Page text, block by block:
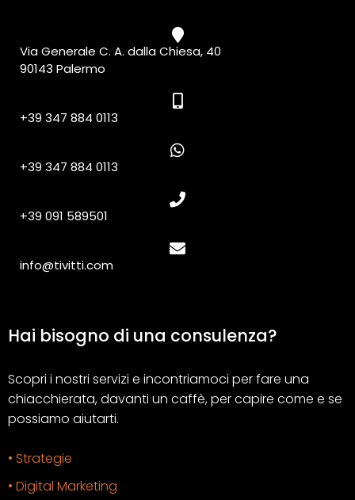
Via Generale C. A. dalla Chiesa, 40
90143 Palermo
+39 347 884 0113
+39 347 884 0113
+39 091 589501
info@tivitti.com
Hai bisogno di una consulenza?
Scopri i nostri servizi e incontriamoci per fare una
chiacchierata, davanti un caffè, per capire come e se
possiamo aiutarti.
• Strategie
• Digital Marketing